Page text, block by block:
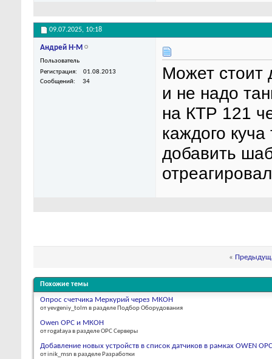
09.07.2025, 10:18
Андрей Н-М
Пользователь
Регистрация
01.08.2013
Сообщений
34
Может стоит
и не надо
на КТР 121
каждого
добавить
«
Похожие темы
Опрос счетчика Меркурий через МКОН
от yevgeniy_tolm в разделе Подбор Оборудования
Owen OPC и МКОН
от rogataya в разделе OPC Серверы
Добавление новых устройств в список датчиков в рамках OWEN
от inik_msn в разделе Разработки